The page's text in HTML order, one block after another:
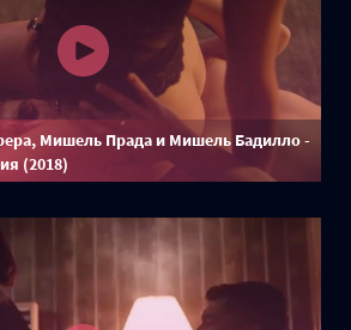
Мишель Прада и Мишель Бадилло -
(2018)